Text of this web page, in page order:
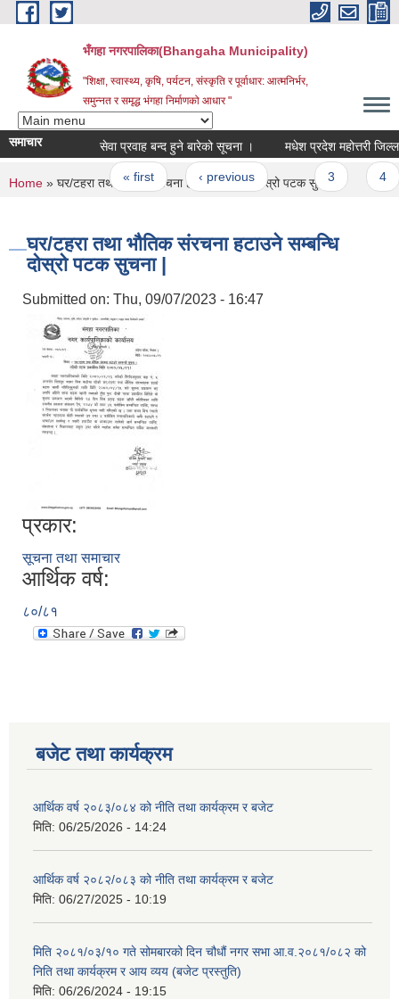
Skip to main content
भँगहा नगरपालिका(Bhangaha Municipality)
"शिक्षा, स्वास्थ्य, कृषि, पर्यटन, संस्कृति र पूर्वाधार: आत्मनिर्भर,
समुन्नत र समृद्ध भंगहा निर्माणको आधार "
समाचार सेवा प्रवाह बन्द हुने बारेको सूचना ।
Pages
« first ‹ previous … 3
You are here
Home » घर/टहरा तथा भौतिक संरचना हटाउने सम्बन्धि दोस्रो पटक सुचना |
घर/टहरा तथा भौतिक संरचना हटाउने सम्बन्धि
दोस्रो पटक सुचना |
Submitted on: Thu, 09/07/2023 - 16:47
प्रकार:
सूचना तथा समाचार
आर्थिक वर्ष:
८०/८१
बजेट तथा कार्यक्रम
आर्थिक वर्ष २०८३/०८४ को नीति तथा कार्यक्रम र बजेट
मिति: 06/25/2026 - 14:24
आर्थिक वर्ष २०८२/०८३ को नीति तथा कार्यक्रम र बजेट
मिति: 06/27/2025 - 10:19
मिति २०८१/०३/१० गते सोमबारको दिन चौधौं नगर सभा आ.व.२०८१/०८२ को
निति तथा कार्यक्रम र आय व्यय (बजेट प्रस्तुति)
मिति: 06/26/2024 - 19:15